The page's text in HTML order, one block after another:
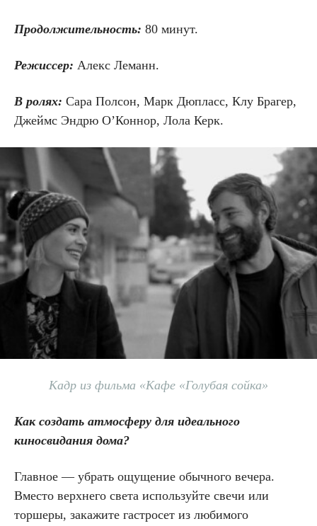
Продолжительность: 80 минут.
Режиссер: Алекс Леманн.
В ролях: Сара Полсон, Марк Дюпласс, Клу Брагер,
Джеймс Эндрю О’Коннор, Лола Керк.
Кадр из фильма «Кафе «Голубая сойка»
Как создать атмосферу для идеального
киносвидания дома?
Главное — убрать ощущение обычного вечера.
Вместо верхнего света используйте свечи или
торшеры, закажите гастросет из любимого